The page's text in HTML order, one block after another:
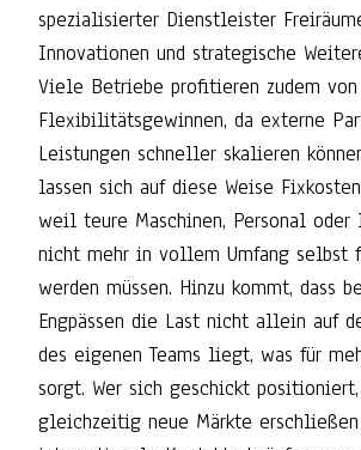
spezialisierter Dienstleister
Innovationen und strategische
Viele Betriebe profitieren zudem
Flexibilitätsgewinnen, da externe
Leistungen schneller skalieren
lassen sich auf diese Weise
weil teure Maschinen, Personal oder
nicht mehr in vollem Umfang selbst
werden müssen. Hinzu kommt, dass
Engpässen die Last nicht allein auf
des eigenen Teams liegt, was für
sorgt. Wer sich geschickt positioniert,
gleichzeitig neue Märkte erschließen